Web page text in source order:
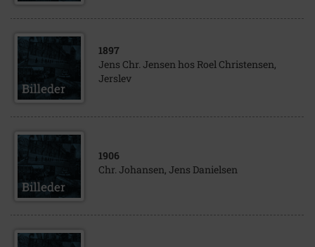
1897
Jens Chr. Jensen hos Roel Christensen,
Jerslev
1906
Chr. Johansen, Jens Danielsen